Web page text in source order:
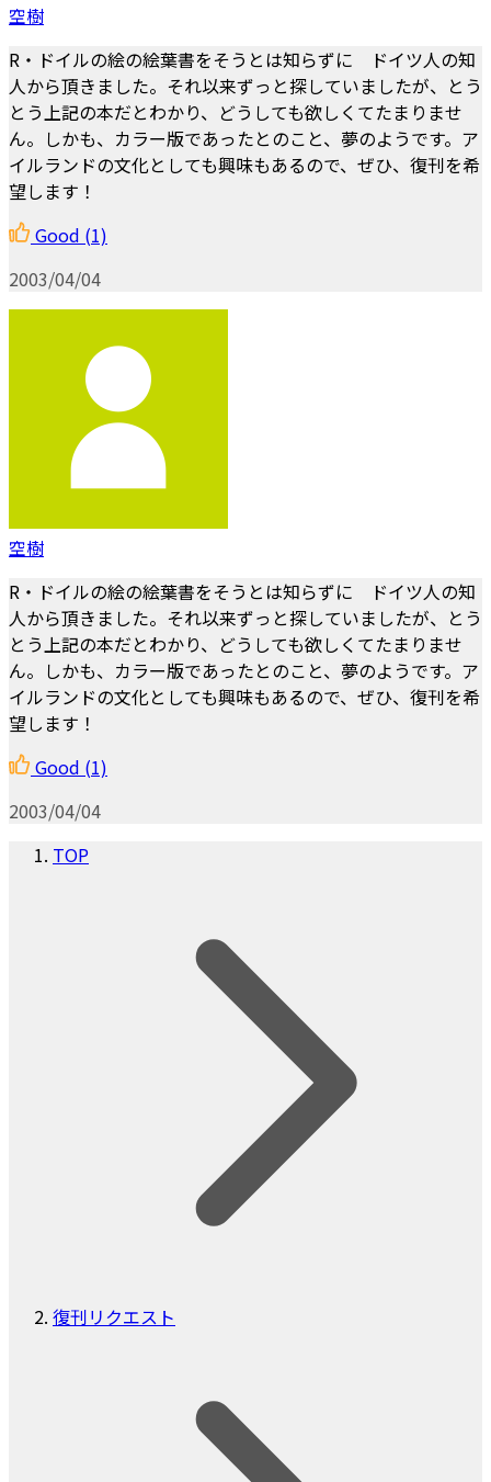
空樹
R・ドイルの絵の絵葉書をそうとは知らずに ドイツ人の知
人から頂きました。それ以来ずっと探していましたが、とう
とう上記の本だとわかり、どうしても欲しくてたまりませ
ん。しかも、カラー版であったとのこと、夢のようです。ア
イルランドの文化としても興味もあるので、ぜひ、復刊を希
望します！
Good (1)
2003/04/04
空樹
R・ドイルの絵の絵葉書をそうとは知らずに ドイツ人の知
人から頂きました。それ以来ずっと探していましたが、とう
とう上記の本だとわかり、どうしても欲しくてたまりませ
ん。しかも、カラー版であったとのこと、夢のようです。ア
イルランドの文化としても興味もあるので、ぜひ、復刊を希
望します！
Good (1)
2003/04/04
TOP
復刊リクエスト